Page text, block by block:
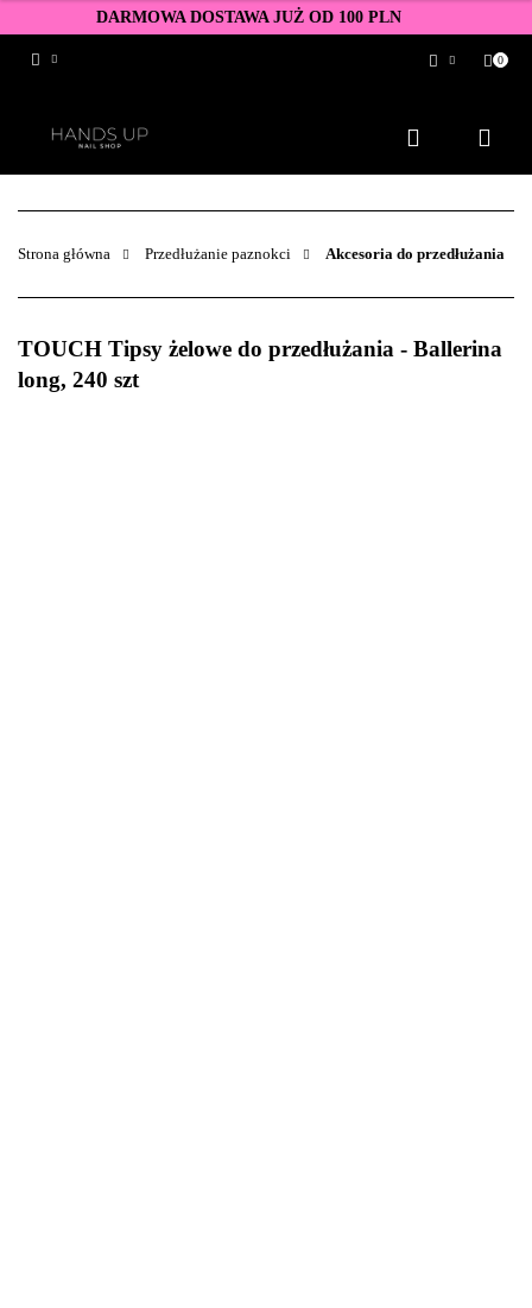
DARMOWA DOSTAWA JUŻ OD 100 PLN
Zarejestruj się
Dodaj zgłoszenie
Zgody cookies
0
Strona główna Przedłużanie paznokci Akcesoria do przedłużania
TOUCH Tipsy żelowe do przedłużania - Ballerina
long, 240 szt